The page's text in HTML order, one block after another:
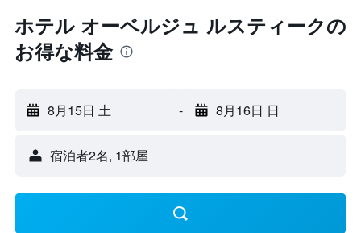
ホテル オーベルジュ ルスティークの
お得な料金
8月15日 土 - 8月16日 日
宿泊者2名, 1​部屋